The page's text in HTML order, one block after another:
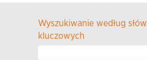
Wyszukiwanie według słów
kluczowych